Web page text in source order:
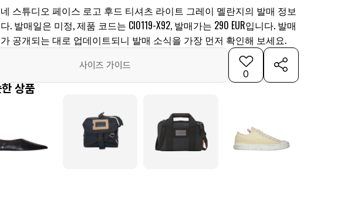
스튜디오 페이스 로고 후드 티셔츠 라이트 그레이 멜란지의 발매 정보
. 발매일은 미정, 제품 코드는 CI0119-X92, 발매가는 290 EUR입니다. 발매
공개되는 대로 업데이트되니 발매 소식을 가장 먼저 확인해 보세요.
사이즈 가이드
0
상품